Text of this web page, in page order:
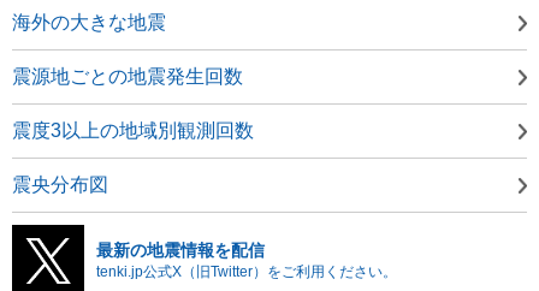
海外の大きな地震
震源地ごとの地震発生回数
震度3以上の地域別観測回数
震央分布図
最新の地震情報を配信
tenki.jp公式X（旧Twitter）をご利用ください。